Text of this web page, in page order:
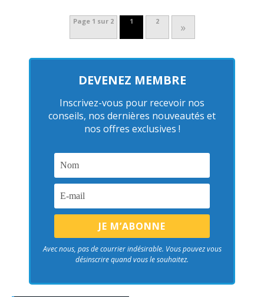
Page 1 sur 2 1 2 »
DEVENEZ MEMBRE
Inscrivez-vous pour recevoir nos
conseils, nos dernières nouveautés et
nos offres exclusives !
Avec nous, pas de courrier indésirable. Vous pouvez vous
désinscrire quand vous le souhaitez.